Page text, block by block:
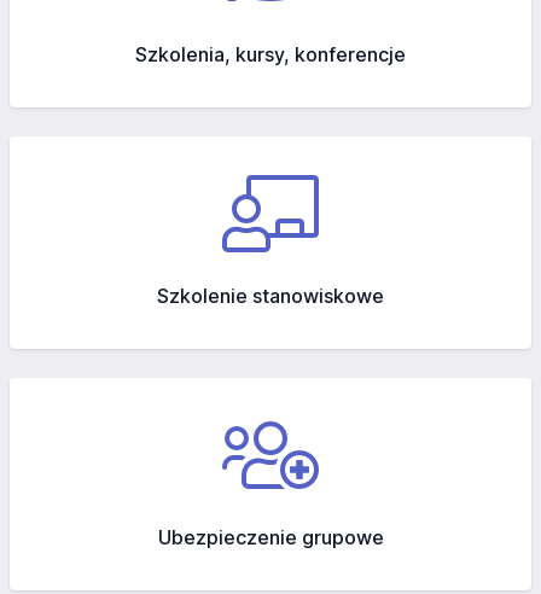
Szkolenia, kursy, konferencje
Szkolenie stanowiskowe
Ubezpieczenie grupowe